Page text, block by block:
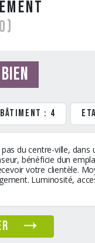
bâtiment : 4
du centre-ville,
bénéficie dun
votre clientèle.
Luminosité,